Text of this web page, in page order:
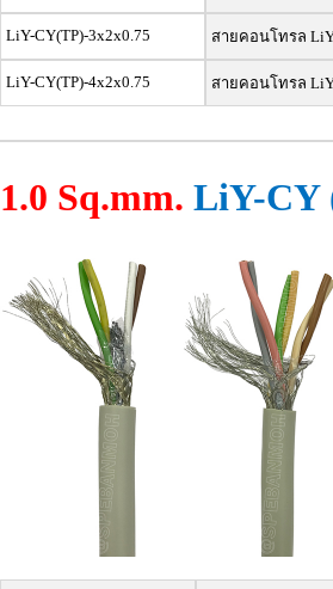
LiY-CY(TP)-3x2x0.75
สายคอนโทรล
LiY-CY(TP)-4x2x0.75
สายคอนโทรล
1.0 Sq.mm. LiY-CY